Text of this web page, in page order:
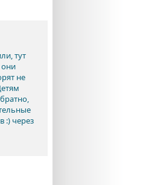
тут
они
не
:) через